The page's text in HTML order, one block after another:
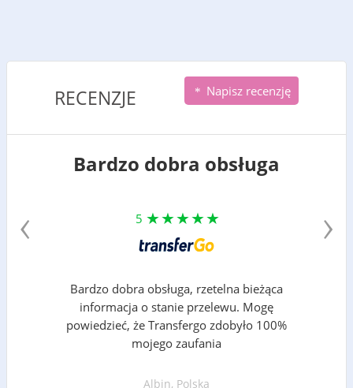
RECENZJE Napisz recenzję
Bardzo dobra obsługa
5
Bardzo dobra obsługa, rzetelna bieżąca
informacja o stanie przelewu. Mogę
powiedzieć, że Transfergo zdobyło 100%
mojego zaufania
Albin, Polska
‹ ›